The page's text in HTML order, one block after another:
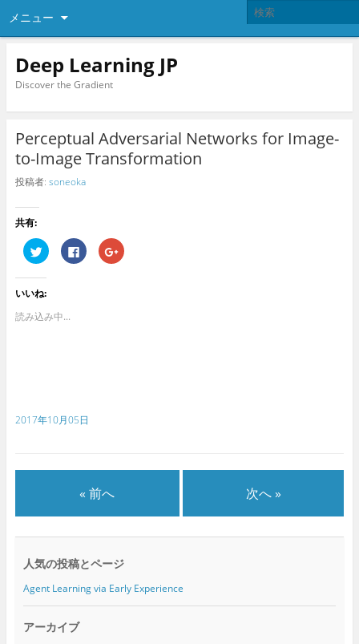
メニュー
Deep Learning JP
Discover the Gradient
Perceptual Adversarial Networks for Image-
to-Image Transformation
投稿者: soneoka
共有:
ク
リ
ク
て
w
し
ド
ま
)
F
a
ッ
ク
さ
(
新
い
ィ
ド
ウ
開
き
ま
ク
リ
ド
ま
)
いいね:
読み込み中...
2017年10月05日
« 前へ 次へ »
人気の投稿とページ
Agent Learning via Early Experience
アーカイブ